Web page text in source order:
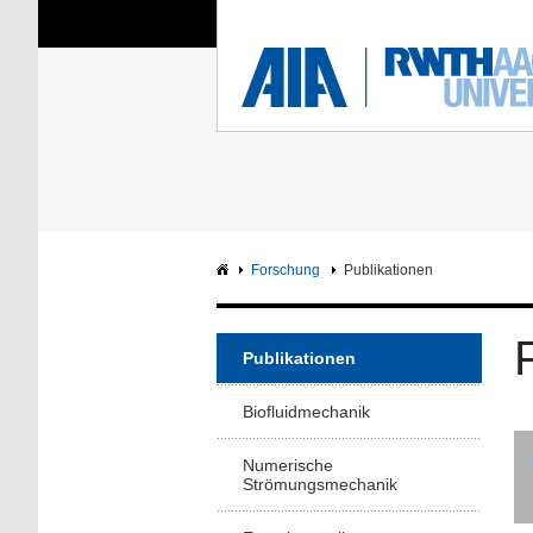
Sie sind hier: Aerodynamisches
RWTH
Forschung Publikationen
Publikationen
Biofluidmechanik
Numerische
Strömungsmechanik